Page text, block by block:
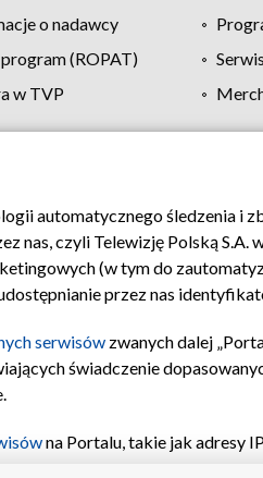
o nadawcy
program (ROPAT)
w TVP
Moje zgody Pomoc
automatycznego śledzenia i
czyli Telewizję Polską S.A.
(w tym do
przez nas
serwisów zwanych dalej
świadczenie
na Portalu, takie jak adresy